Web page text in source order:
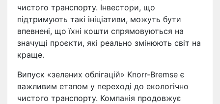
чистого транспорту. Інвестори, що
підтримують такі ініціативи, можуть бути
впевнені, що їхні кошти спрямовуються на
значущі проєкти, які реально змінюють світ на
краще.
Випуск «зелених облігацій» Knorr-Bremse є
важливим етапом у переході до екологічно
чистого транспорту. Компанія продовжує